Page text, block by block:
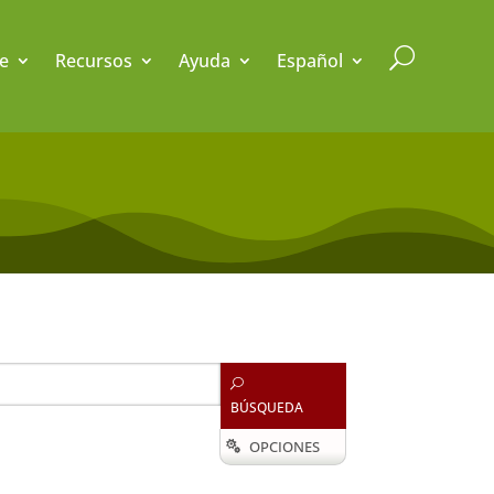
Recursos Ayuda Español U
U
BÚSQUEDA
 OPCIONES